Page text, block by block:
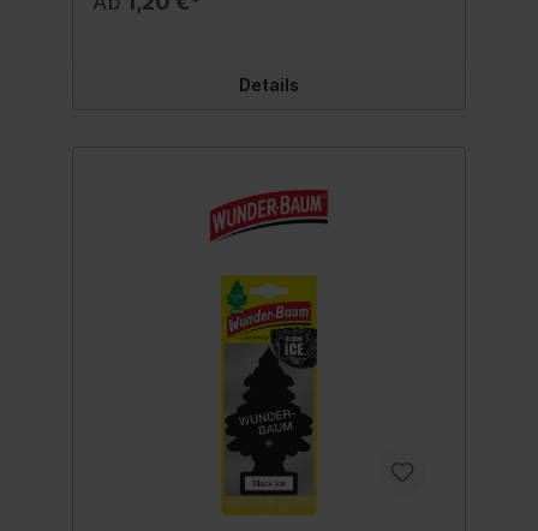
Details